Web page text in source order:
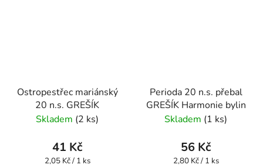
Ostropestřec mariánský
20 n.s. GREŠÍK
Skladem (2 ks)
41 Kč
Měrná
2,05 Kč / 1 ks
Perioda 20 n.s. přebal
GREŠÍK Harmonie bylin
Skladem (1 ks)
56 Kč
Měrná
2,80 Kč / 1 ks